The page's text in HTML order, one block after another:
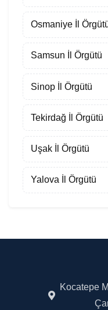
Osmaniye İl
Samsun İl Örgütü
Sinop İl Örgütü
Tekirdağ İl Örgütü
Uşak İl Örgütü
Yalova İl Örgütü
Kocatepe